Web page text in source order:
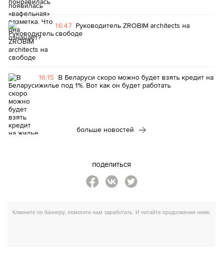
16:47 Руководитель ZROBIM architects на
свободе
16:15 В Беларуси скоро можно будет взять кредит на
жилье под 1%. Вот как он будет работать
больше новостей
поделиться